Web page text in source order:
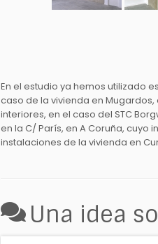
En el estudio ya hemos utilizado
caso de la vivienda en
interiores, en el caso del STC
en la C/ París, en A Coruña,
instalaciones de la vivienda en
Una idea